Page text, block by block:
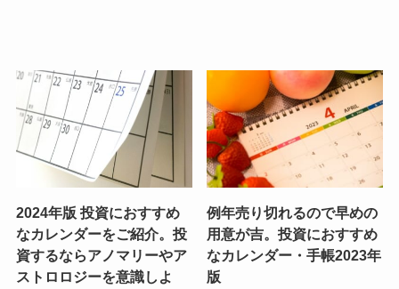
2024年版 投資におすすめ
なカレンダーをご紹介。投
資するならアノマリーやア
ストロロジーを意識しよ
例年売り切れるので早めの
用意が吉。投資におすすめ
なカレンダー・手帳2023年
版